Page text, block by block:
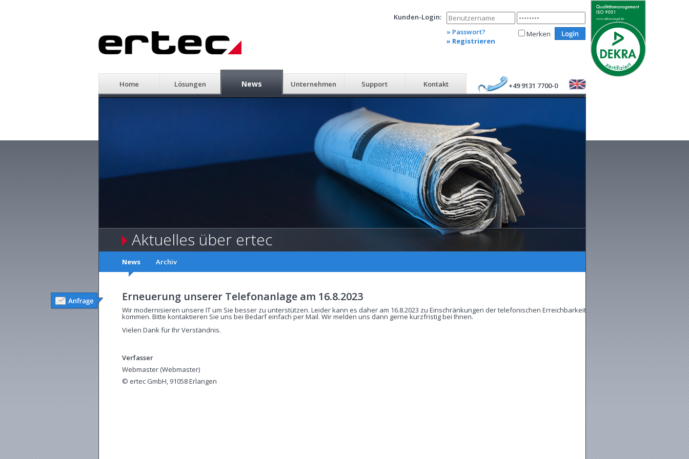
Kunden-Login:
» Passwort?
» Registrieren
Merken
+49 9131 7700-0
Home Lösungen News Unternehmen Support Kontakt
Aktuelles über ertec
News Archiv
Erneuerung unserer Telefonanlage am 16.8.2023
Wir modernisieren unsere IT um Sie besser zu unterstützen. Leider kann es daher am 16.8.2023 zu Einschränkungen der telefonischen Erreichbarkeit
kommen. Bitte kontaktieren Sie uns bei Bedarf einfach per Mail. Wir melden uns dann gerne kurzfristig bei Ihnen.
Vielen Dank für Ihr Verständnis.
Verfasser
Webmaster (Webmaster)
© ertec GmbH, 91058 Erlangen